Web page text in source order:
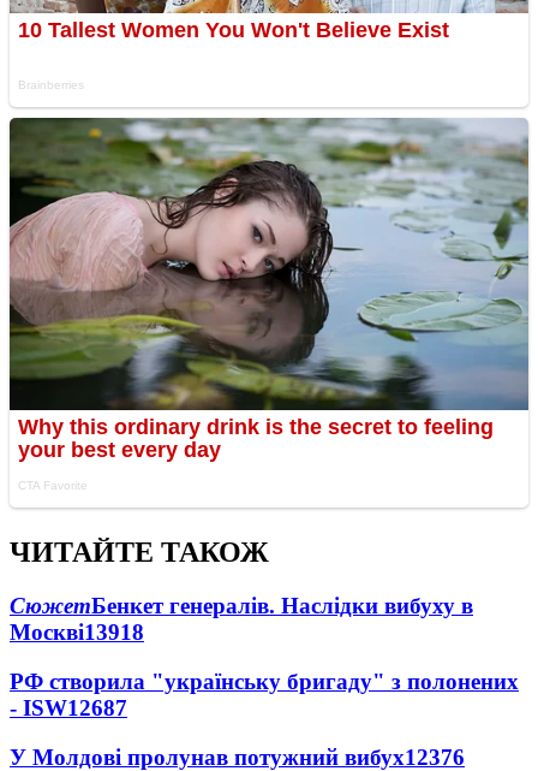
ЧИТАЙТЕ ТАКОЖ
СюжетБенкет генералів. Наслідки вибуху в
Москві13918
РФ створила "українську бригаду" з полонених
- ISW12687
У Молдові пролунав потужний вибух12376